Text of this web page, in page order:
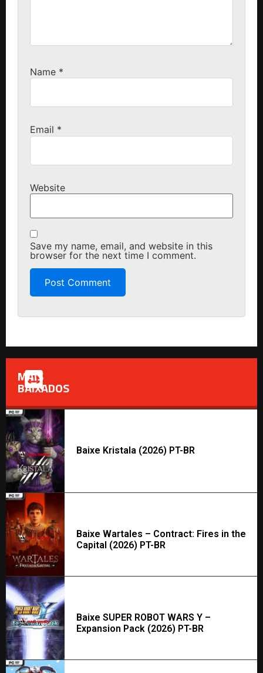
Name *
Email *
Website
Save my name, email, and website in this
browser for the next time I comment.
MAIS
BAIXADOS
Baixe Kristala (2026) PT-BR
Baixe Wartales – Contract: Fires in the
Capital (2026) PT-BR
Baixe SUPER ROBOT WARS Y –
Expansion Pack (2026) PT-BR